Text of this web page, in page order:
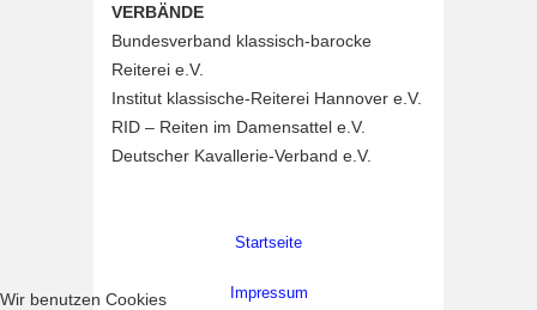
VERBÄNDE
Bundesverband klassisch-barocke
Reiterei e.V.
Institut klassische-Reiterei Hannover e.V.
RID – Reiten im Damensattel e.V.
Deutscher Kavallerie-Verband e.V.
Startseite
Impressum
Wir benutzen Cookies